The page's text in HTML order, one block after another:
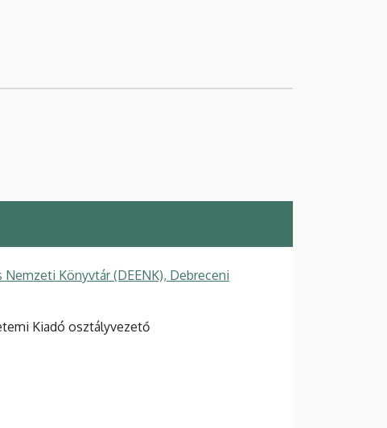
Könyvtár (DEENK), Debreceni
Kiadó osztályvezető